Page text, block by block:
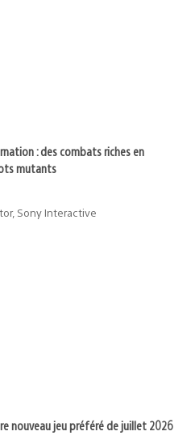
: des combats riches en
mutants
Sony Interactive
nouveau jeu préféré de juillet 2026